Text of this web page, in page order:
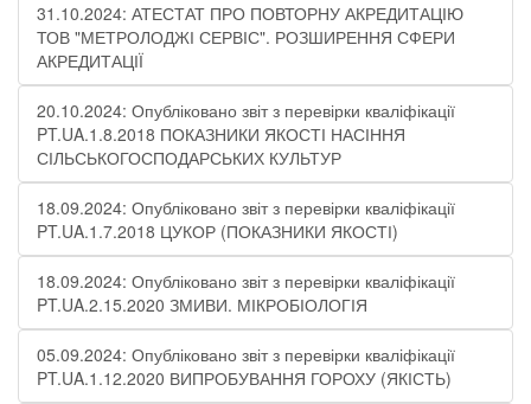
31.10.2024: АТЕСТАТ ПРО ПОВТОРНУ АКРЕДИТАЦІЮ
ТОВ "МЕТРОЛОДЖІ СЕРВІС". РОЗШИРЕННЯ СФЕРИ
АКРЕДИТАЦІЇ
20.10.2024: Опубліковано звіт з перевірки кваліфікації
PT.UA.1.8.2018 ПОКАЗНИКИ ЯКОСТІ НАСІННЯ
СІЛЬСЬКОГОСПОДАРСЬКИХ КУЛЬТУР
18.09.2024: Опубліковано звіт з перевірки кваліфікації
PT.UA.1.7.2018 ЦУКОР (ПОКАЗНИКИ ЯКОСТІ)​
18.09.2024: Опубліковано звіт з перевірки кваліфікації
PT.UA.2.15.2020 ЗМИВИ. МІКРОБІОЛОГІЯ
05.09.2024: Опубліковано звіт з перевірки кваліфікації
PT.UA.1.12.2020 ВИПРОБУВАННЯ ГОРОХУ (ЯКІСТЬ)